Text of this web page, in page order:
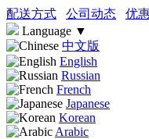
配送方式 公司动态 优
Language ▼
中文版
English
Russian
French
Japanese
Korean
Arabic